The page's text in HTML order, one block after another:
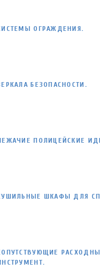
ОГРАЖДЕНИЯ.
БЕЗОПАСНОСТИ.
ПОЛИЦЕЙСКИЕ
ШКАФЫ ДЛЯ